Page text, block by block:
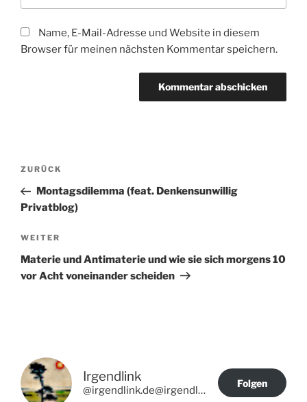
Name, E-Mail-Adresse und Website in diesem
Browser für meinen nächsten Kommentar speichern.
Beitragsnavigation
Vorheriger
Beitrag
ZURÜCK
Montagsdilemma (feat. Denkensunwillig
Privatblog)
Nächster
Beitrag
WEITER
Materie und Antimaterie und wie sie sich morgens 10
vor Acht voneinander scheiden
Irgendlink
@irgendlink.de@irgendlink.de
Folgen